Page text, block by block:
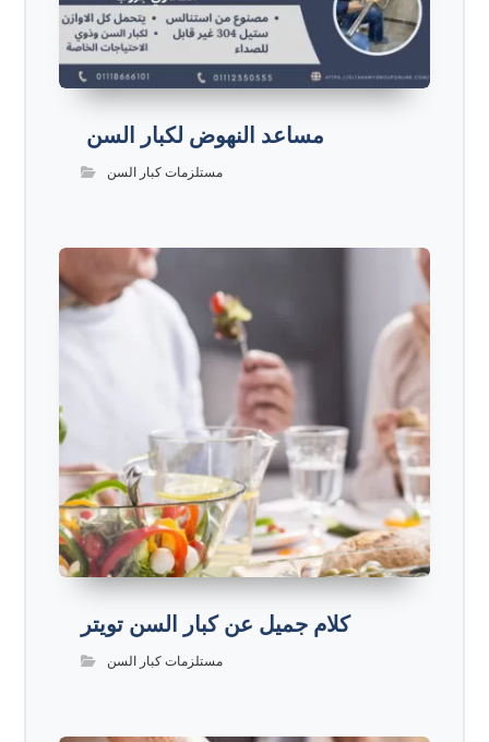
مساعد النهوض لكبار السن
مستلزمات كبار السن
كلام جميل عن كبار السن تويتر
مستلزمات كبار السن